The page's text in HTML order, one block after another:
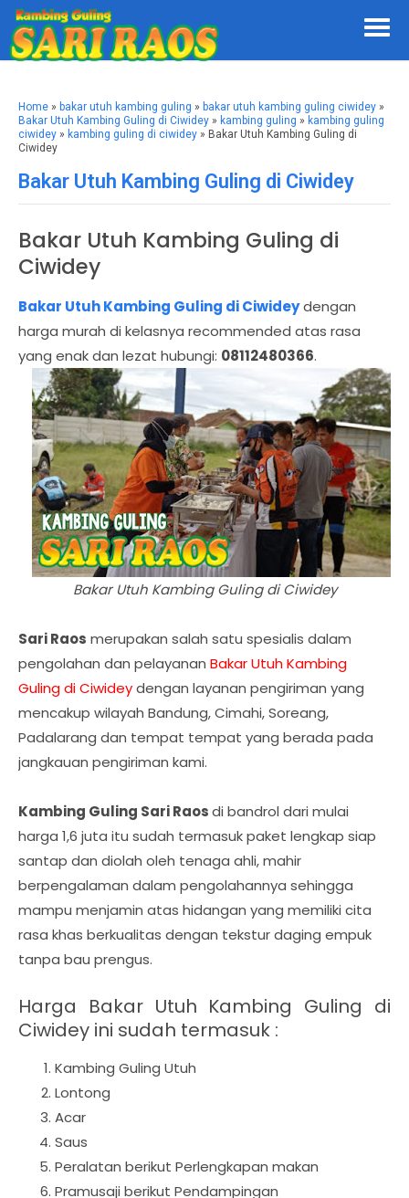
Home » bakar utuh kambing guling » bakar utuh kambing guling ciwidey »
Bakar Utuh Kambing Guling di Ciwidey » kambing guling » kambing guling
ciwidey » kambing guling di ciwidey » Bakar Utuh Kambing Guling di
Ciwidey
Bakar Utuh Kambing Guling di Ciwidey
Bakar Utuh Kambing Guling di
Ciwidey
Bakar Utuh Kambing Guling di Ciwideydengan
harga murah di kelasnya recommended atas rasa
yang enak dan lezat hubungi: 08112480366.
Bakar Utuh Kambing Guling di Ciwidey
Sari Raos merupakan salah satu spesialis dalam
pengolahan dan pelayanan Bakar Utuh Kambing
Guling di Ciwideydengan layanan pengiriman yang
mencakup wilayah Bandung, Cimahi, Soreang,
Padalarang dan tempat tempat yang berada pada
jangkauan pengiriman kami.
Kambing Guling Sari Raosdi bandrol dari mulai
harga 1,6 juta itu sudah termasuk paket lengkap siap
santap dan diolah oleh tenaga ahli, mahir
berpengalaman dalam pengolahannya sehingga
mampu menjamin atas hidangan yang memiliki cita
rasa khas berkualitas dengan tekstur daging empuk
tanpa bau prengus.
Harga Bakar Utuh Kambing Guling di
Ciwidey ini sudah termasuk :
Kambing Guling Utuh
Lontong
Acar
Saus
Peralatan berikut Perlengkapan makan
Pramusaji berikut Pendampingan